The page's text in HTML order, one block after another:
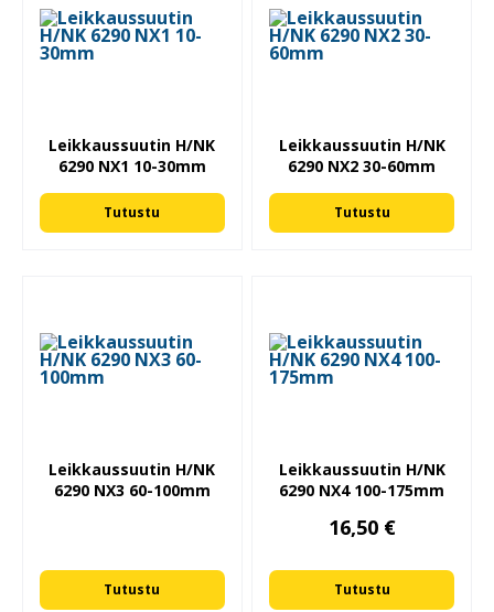
Leikkaussuutin H/NK
6290 NX1 10-30mm
Tutustu
Leikkaussuutin H/NK
6290 NX2 30-60mm
Tutustu
Leikkaussuutin H/NK
6290 NX3 60-100mm
Tutustu
Leikkaussuutin H/NK
6290 NX4 100-175mm
16,50 €
Tutustu